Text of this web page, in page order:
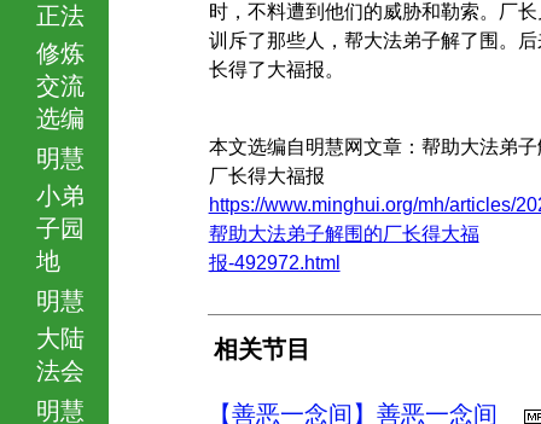
正法
修炼
交流
选编
明慧
小弟
子园
地
明慧
大陆
法会
明慧
时，不料遭到他们的威胁和勒索。厂
训斥了那些人，帮大法弟子解了围。
长得了大福报。
本文选编自明慧网文章：帮助大法弟
厂长得大福报
https://www.minghui.org/mh/articles/
帮助大法弟子解围的厂长得大福
报-492972.html
相关节目
【善恶一念间】善恶一念间